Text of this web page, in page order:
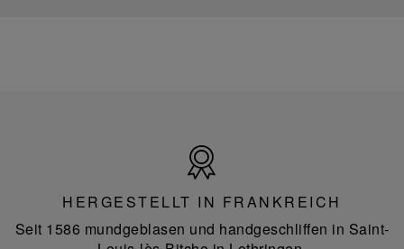
Frankreich
HERGESTELLT IN FRANKREICH
Seit 1586 mundgeblasen und handgeschliffen in Saint-